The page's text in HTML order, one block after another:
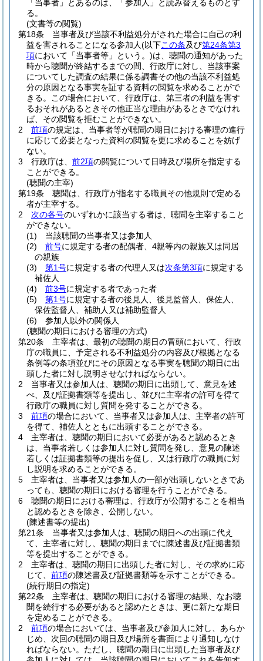
「当事者」とあるのは、「参加人」と読み替えるものとす
る。
(文書等の閲覧)
第18条
当事者及び当該不利益処分がされた場合に自己の利
益を害されることになる参加人(以下この条及び第24条第3
項において「当事者等」という。)は、聴聞の通知があった
時から聴聞が終結するまでの間、行政庁に対し、当該事案
についてした調査の結果に係る調書その他の当該不利益処
分の原因となる事実を証する資料の閲覧を求めることがで
きる。
この場合において、行政庁は、第三者の利益を害す
るおそれがあるときその他正当な理由があるときでなけれ
ば、その閲覧を拒むことができない。
2
前項の規定は、当事者等が聴聞の期日における審理の進行
に応じて必要となった資料の閲覧を更に求めることを妨げ
ない。
3
行政庁は、 前2項の閲覧について日時及び場所を指定する
ことができる。
(聴聞の主宰)
第19条
聴聞は、行政庁が指名する職員その他規則で定める
者が主宰する。
2
次の各号のいずれかに該当する者は、聴聞を主宰すること
ができない。
(1)
当該聴聞の当事者又は参加人
(2)
前号に規定する者の配偶者、4親等内の親族又は同居
の親族
(3)
第1号に規定する者の代理人又は次条第3項に規定する
補佐人
(4)
前3号に規定する者であった者
(5)
第1号に規定する者の後見人、後見監督人、保佐人、
保佐監督人、補助人又は補助監督人
(6)
参加人以外の関係人
(聴聞の期日における審理の方式)
第20条
主宰者は、最初の聴聞の期日の冒頭において、行政
庁の職員に、予定される不利益処分の内容及び根拠となる
条例等の条項並びにその原因となる事実を聴聞の期日に出
頭した者に対し説明させなければならない。
2
当事者又は参加人は、聴聞の期日に出頭して、意見を述
べ、及び証拠書類等を提出し、並びに主宰者の許可を得て
行政庁の職員に対し質問を発することができる。
3
前項の場合において、当事者又は参加人は、主宰者の許可
を得て、補佐人とともに出頭することができる。
4
主宰者は、聴聞の期日において必要があると認めるとき
は、当事者若しくは参加人に対し質問を発し、意見の陳述
若しくは証拠書類等の提出を促し、又は行政庁の職員に対
し説明を求めることができる。
5
主宰者は、当事者又は参加人の一部が出頭しないときであ
っても、聴聞の期日における審理を行うことができる。
6
聴聞の期日における審理は、行政庁が公開することを相当
と認めるときを除き、公開しない。
(陳述書等の提出)
第21条
当事者又は参加人は、聴聞の期日への出頭に代え
て、主宰者に対し、聴聞の期日までに陳述書及び証拠書類
等を提出することができる。
2
主宰者は、聴聞の期日に出頭した者に対し、その求めに応
じて、 前項の陳述書及び証拠書類等を示すことができる。
(続行期日の指定)
第22条
主宰者は、聴聞の期日における審理の結果、なお聴
聞を続行する必要があると認めたときは、更に新たな期日
を定めることができる。
2
前項の場合においては、当事者及び参加人に対し、あらか
じめ、次回の聴聞の期日及び場所を書面により通知しなけ
ればならない。 ただし、聴聞の期日に出頭した当事者及び